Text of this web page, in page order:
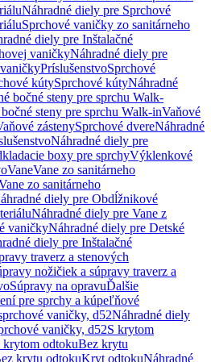
Náhradné diely pre Sprchové
Sprchové vaničky zo sanitárneho
diely pre Inštalačné
vaničkyNáhradné diely pre
PríslušenstvoSprchové
kútySprchové kútyNáhradné
bočné steny pre sprchu Walk-
steny pre sprchu Walk-inVaňové
zástenySprchové dvereNáhradné
Náhradné diely pre
boxy pre sprchyVýklenkové
VaneVane zo sanitárneho
zo sanitárneho
diely pre Obdĺžnikové
Náhradné diely pre Vane z
vaničkyNáhradné diely pre Detské
diely pre Inštalačné
traverz a stenových
nožičiek a súpravy traverz a
Súpravy na opravuĎalšie
pre sprchy a kúpeľňové
vaničky, d52Náhradné diely
vaničky, d52S krytom
krytom odtokuBez krytu
krytu odtokuKryt odtokuNáhradné